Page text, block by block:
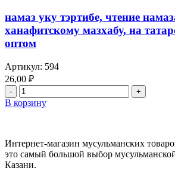
книга
на
арабско
—
языках
намаз уку тэртибе, чтение
ханафитскому мазхабу, на
оптом
Артикул: 594
26,00 ₽
Количество
товара
намаз
чтение
намаза
по
В корзину
Интернет-магазин мусульманских
это самый большой выбор
Казани.